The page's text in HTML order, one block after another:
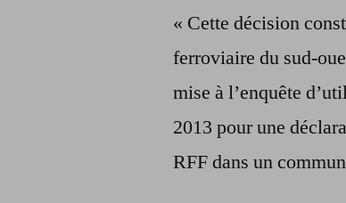
« Cette décision
ferroviaire du sud-
mise à l’enquête
2013 pour une
RFF dans un